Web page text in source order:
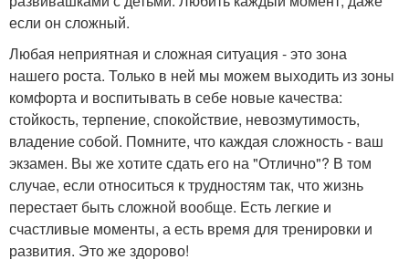
если он сложный.
Любая неприятная и сложная ситуация - это зона
нашего роста. Только в ней мы можем выходить из зоны
комфорта и воспитывать в себе новые качества:
стойкость, терпение, спокойствие, невозмутимость,
владение собой. Помните, что каждая сложность - ваш
экзамен. Вы же хотите сдать его на "Отлично"? В том
случае, если относиться к трудностям так, что жизнь
перестает быть сложной вообще. Есть легкие и
счастливые моменты, а есть время для тренировки и
развития. Это же здорово!